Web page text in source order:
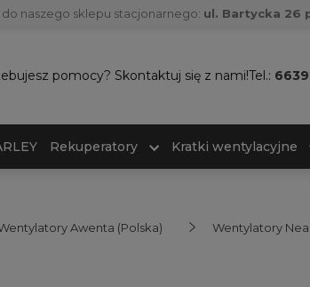
do naszego sklepu stacjonarnego: ul. Bartycka 26
pomocy? Skontaktuj się z nami!Tel.:
Rekuperatory Kratki wentylacyjne
Awenta (Polska) Wentylatory